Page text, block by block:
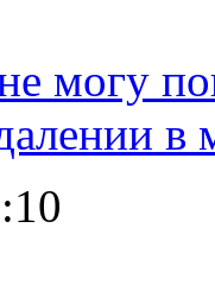
могу
в